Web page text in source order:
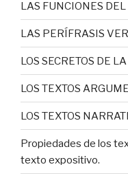
LAS FUNCIONES
LAS PERÍFRASIS
LOS SECRETOS DE
LOS TEXTOS
LOS TEXTOS
Propiedades de los
texto expositivo.